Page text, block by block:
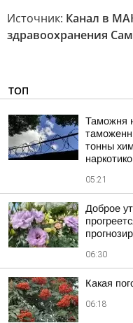
Источник: Канал в
здравоохранения
ТОП
Таможня
тонны
05:21
Доброе
06:30
Какая
06:18